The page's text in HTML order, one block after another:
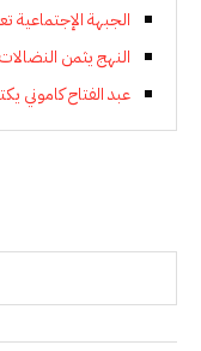
الجبهة الإجتماعية
النهج يثمن
عبد الفتاح كاموني